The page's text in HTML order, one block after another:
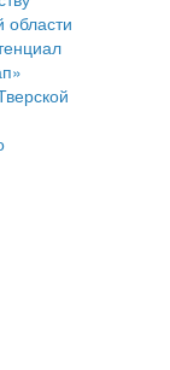
и
и
области